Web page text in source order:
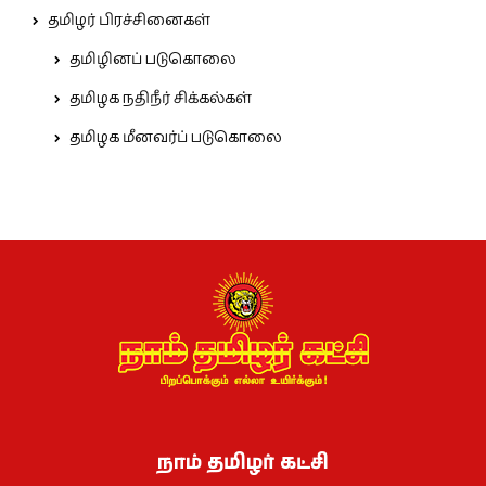
தமிழர் பிரச்சினைகள்
தமிழினப் படுகொலை
தமிழக நதிநீர் சிக்கல்கள்
தமிழக மீனவர்ப் படுகொலை
நாம் தமிழர் கட்சி